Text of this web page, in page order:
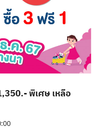
พิเศษ เหลือ